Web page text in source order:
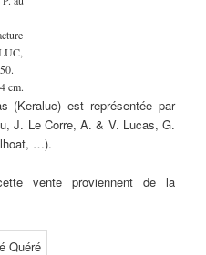
cm.
(Keraluc) est représentée par
J. Le Corre, A. & V. Lucas, G.
…).
vente proviennent de la